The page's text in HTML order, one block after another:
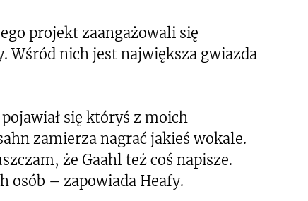
projekt zaangażowali się
Wśród nich jest największa gwiazda
się któryś z moich
zamierza nagrać jakieś wokale.
że Gaahl też coś napisze.
osób – zapowiada Heafy.